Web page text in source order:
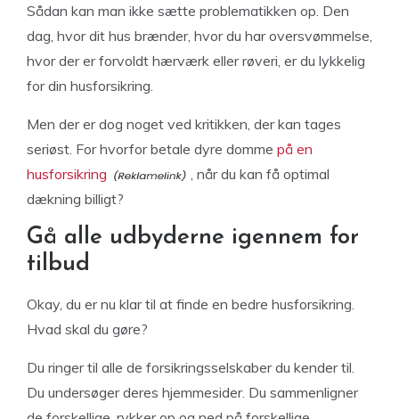
Sådan kan man ikke sætte problematikken op. Den
dag, hvor dit hus brænder, hvor du har oversvømmelse,
hvor der er forvoldt hærværk eller røveri, er du lykkelig
for din husforsikring.
Men der er dog noget ved kritikken, der kan tages
seriøst. For hvorfor betale dyre domme på en
husforsikring
, når du kan få optimal
dækning billigt?
Gå alle udbyderne igennem for
tilbud
Okay, du er nu klar til at finde en bedre husforsikring.
Hvad skal du gøre?
Du ringer til alle de forsikringsselskaber du kender til.
Du undersøger deres hjemmesider. Du sammenligner